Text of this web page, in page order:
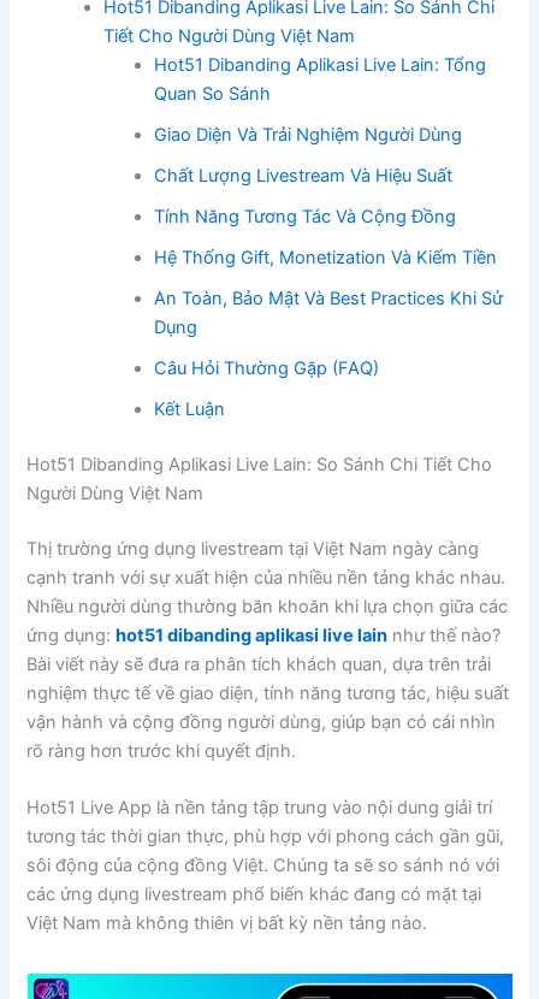
Hot51 Dibanding Aplikasi Live Lain: So Sánh Chi
Tiết Cho Người Dùng Việt Nam
Hot51 Dibanding Aplikasi Live Lain: Tổng
Quan So Sánh
Giao Diện Và Trải Nghiệm Người Dùng
Chất Lượng Livestream Và Hiệu Suất
Tính Năng Tương Tác Và Cộng Đồng
Hệ Thống Gift, Monetization Và Kiếm Tiền
An Toàn, Bảo Mật Và Best Practices Khi Sử
Dụng
Câu Hỏi Thường Gặp (FAQ)
Kết Luận
Hot51 Dibanding Aplikasi Live Lain: So Sánh Chi Tiết Cho
Người Dùng Việt Nam
Thị trường ứng dụng livestream tại Việt Nam ngày càng
cạnh tranh với sự xuất hiện của nhiều nền tảng khác nhau.
Nhiều người dùng thường băn khoăn khi lựa chọn giữa các
ứng dụng:hot51 dibanding aplikasi live lain như thế nào?
Bài viết này sẽ đưa ra phân tích khách quan, dựa trên trải
nghiệm thực tế về giao diện, tính năng tương tác, hiệu suất
vận hành và cộng đồng người dùng, giúp bạn có cái nhìn
rõ ràng hơn trước khi quyết định.
Hot51 Live App là nền tảng tập trung vào nội dung giải trí
tương tác thời gian thực, phù hợp với phong cách gần gũi,
sôi động của cộng đồng Việt. Chúng ta sẽ so sánh nó với
các ứng dụng livestream phổ biến khác đang có mặt tại
Việt Nam mà không thiên vị bất kỳ nền tảng nào.